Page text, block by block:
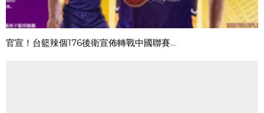
官宣！台籃辣個176後衛宣佈轉戰中國聯賽...